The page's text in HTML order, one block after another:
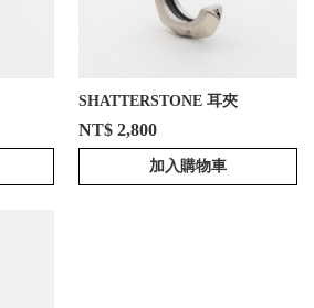
SHATTERSTONE 耳夾
NT$ 2,800
加入購物車